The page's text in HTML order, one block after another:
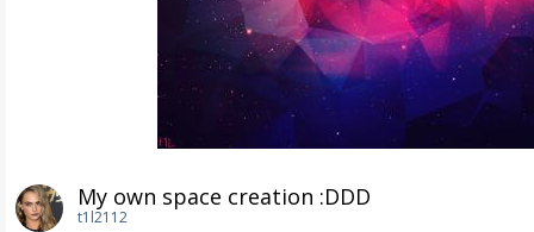
My own space creation :DDD
t1l2112